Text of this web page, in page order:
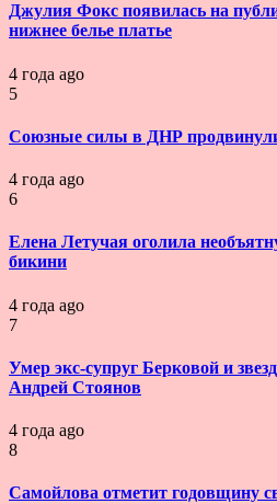
Джулия Фокс появилась на
нижнее белье платье
4 года ago
5
Союзные силы в ДНР
4 года ago
6
Елена Летучая оголила
бикини
4 года ago
7
Умер экс-супруг Берковой и
Андрей Стоянов
4 года ago
8
Самойлова отметит годовщину